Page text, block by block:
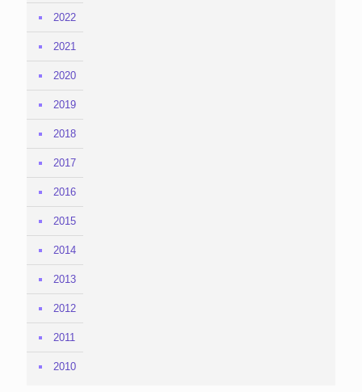
2022
2021
2020
2019
2018
2017
2016
2015
2014
2013
2012
2011
2010